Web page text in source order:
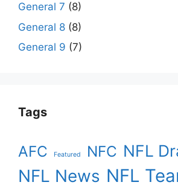
General 7 (8)
General 8 (8)
General 9 (7)
Tags
AFC Featured NFC NFL
NFL News NFL